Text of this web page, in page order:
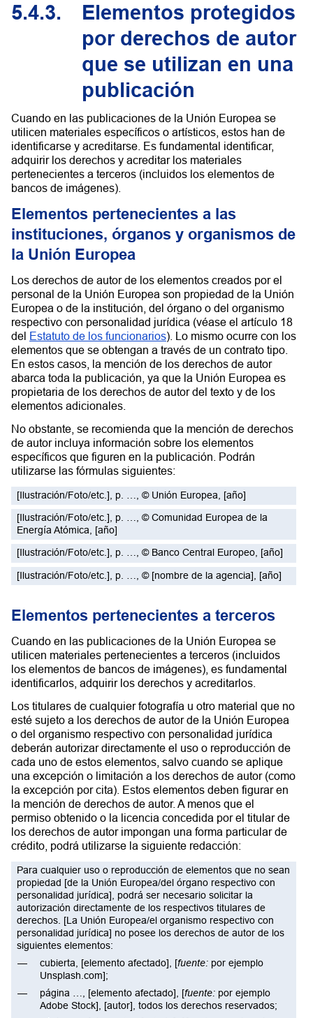
5.4.3.
Elementos protegidos
por derechos de autor
que se utilizan en una
publicación
Cuando en las publicaciones de la Unión Europea se
utilicen materiales específicos o artísticos, estos han de
identificarse y acreditarse. Es fundamental identificar,
adquirir los derechos y acreditar los materiales
pertenecientes a terceros (incluidos los elementos de
bancos de imágenes).
Elementos pertenecientes a las
instituciones, órganos y organismos de
la Unión Europea
Los derechos de autor de los elementos creados por el
personal de la Unión Europea son propiedad de la Unión
Europea o de la institución, del órgano o del organismo
respectivo con personalidad jurídica (véase el artículo 18
del Estatuto de los funcionarios). Lo mismo ocurre con los
elementos que se obtengan a través de un contrato tipo.
En estos casos, la mención de los derechos de autor
abarca toda la publicación, ya que la Unión Europea es
propietaria de los derechos de autor del texto y de los
elementos adicionales.
No obstante, se recomienda que la mención de derechos
de autor incluya información sobre los elementos
específicos que figuren en la publicación. Podrán
utilizarse las fórmulas siguientes:
[Ilustración/Foto/etc.], p. …, © Unión Europea [año]
[Ilustración/Foto/etc.], p. …, ©Comunidad Europea de la
Energía Atómica
[año]
[Ilustración/Foto/etc.], p. …, © Banco Central Europeo, [año]
[Ilustración/Foto/etc.], p. …, © [nombre de la agencia] [año]
Elementos pertenecientes a terceros
Cuando en las publicaciones de la Unión Europea se
utilicen materiales pertenecientes a terceros (incluidos
los elementos de bancos de imágenes), es fundamental
identificarlos, adquirir los derechos y acreditarlos.
Los titulares de cualquier fotografía u otro material que no
esté sujeto a los derechos de autor de la Unión Europea
o del organismo respectivo con personalidad jurídica
deberán autorizar directamente el uso o reproducción de
cada uno de estos elementos, salvo cuando se aplique
una excepción o limitación a los derechos de autor (como
la excepción por cita). Estos elementos deben figurar en
la mención de derechos de autor. A menos que el
permiso obtenido o la licencia concedida por el titular de
los derechos de autor impongan una forma particular de
crédito, podrá utilizarse la siguiente redacción:
Para cualquier uso o reproducción de elementos que no sean
propiedad [de la Unión Europea/del órgano respectivo con
personalidad jurídica], podrá ser necesario solicitar la
autorización directamente de los respectivos titulares de
derechos. [La Unión Europea/el organismo respectivo con
personalidad jurídica] no posee los derechos de autor de los
siguientes elementos:
cubierta, [elemento afectado], [fuente:por ejemplo
Unsplash.com];
página …, [elemento afectado], [fuente:por ejemplo
Adobe Stock], [autor], todos los derechos reservados;